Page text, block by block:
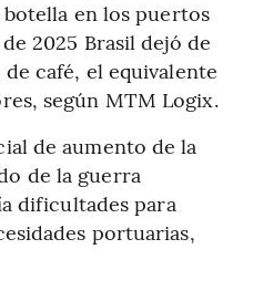
en los puertos
2025 Brasil dejó de
de café, el equivalente
según MTM Logix.
de aumento de la
de la guerra
dificultades para
portuarias,